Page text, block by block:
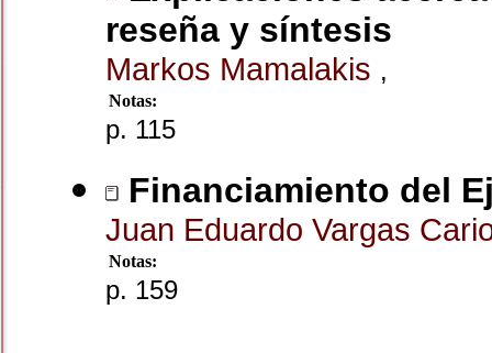
reseña y síntesis
Markos Mamalakis ,
Notas:
p. 115
Financiamiento del
Juan Eduardo Vargas
Notas:
p. 159